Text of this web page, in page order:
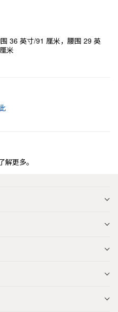
36 英寸/91 厘米，腰围 29 英
米
解更多。